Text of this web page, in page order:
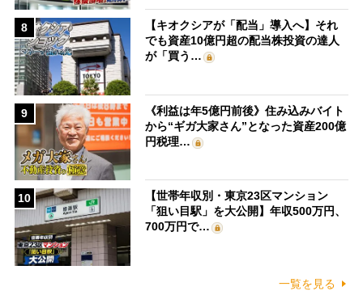
8
【キオクシアが「配当」導入へ】それ
でも資産10億円超の配当株投資の達人
が「買う…
9
《利益は年5億円前後》住み込みバイト
から“ギガ大家さん”となった資産200億
円税理…
10
【世帯年収別・東京23区マンション
「狙い目駅」を大公開】年収500万円、
700万円で…
一覧を見る